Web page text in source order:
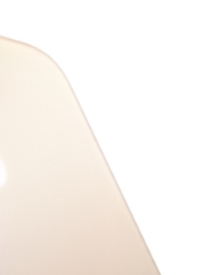
pays/la région